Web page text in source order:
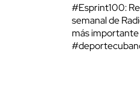
#Esprint100:
semanal de
más